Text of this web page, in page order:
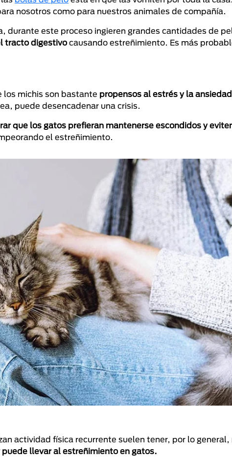
nosotros como para nuestros animales de compañía.
durante este proceso ingieren grandes cantidades de
tracto digestivocausando estreñimiento. Es más
los michis son bastante propensos al estrés y la ansiedad
puede desencadenar una crisis.
que los gatos prefieran mantenerse escondidos y
el estreñimiento.
actividad física recurrente suelen tener, por lo
llevar al estreñimiento en gatos.